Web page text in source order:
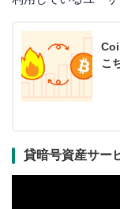
こ
貸暗号資産サー